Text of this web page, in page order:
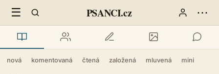
☰ PSANCI.cz ⋯
nová komentovaná čtená založená mluvená mini